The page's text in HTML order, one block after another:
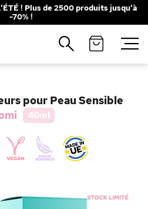
! Plus de 2500 produits jusqu'à
-70% !
pour Peau Sensible
40ml
Fermer
populaires
Rouge à Lèvres